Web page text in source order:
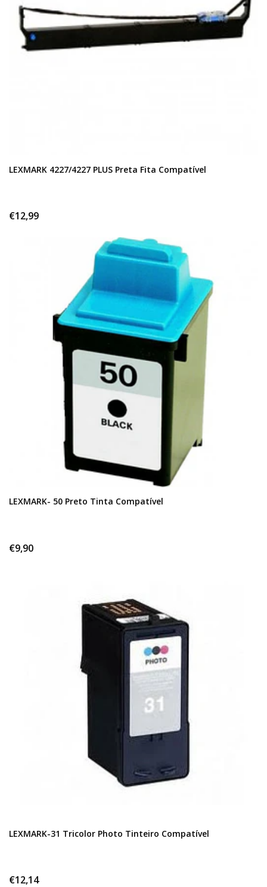
LEXMARK 4227/4227 PLUS Preta Fita Compatível
€12,99
LEXMARK- 50 Preto Tinta Compatível
€9,90
LEXMARK-31 Tricolor Photo Tinteiro Compatível
€12,14